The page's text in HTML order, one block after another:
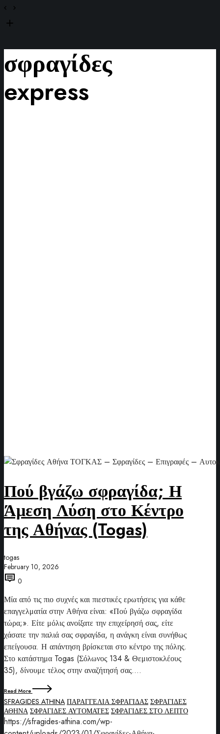
σφραγίδες
express
Πού βγάζω σφραγίδα; Η
Άμεση Λύση στο Κέντρο
της Αθήνας (Togas)
togas
February 10, 2026
0
Μία από τις πιο συχνές και πιεστικές ερωτήσεις για κάθε
επαγγελματία στην Αθήνα είναι: «Πού βγάζω σφραγίδα
τώρα;». Είτε μόλις ανοίξατε την επιχείρησή σας, είτε
χάσατε την παλιά σας σφραγίδα, η ανάγκη είναι συνήθως
επείγουσα. Η απάντηση βρίσκεται στο κέντρο της πόλης.
Στο κατάστημα Togas (Σόλωνος 134 & Θεμιστοκλέους
35), δίνουμε τέλος στην αναζήτησή σας.…
Read More
SFRAGIDES ATHINA ΠΑΡΑΓΓΕΛΙΑ ΣΦΡΑΓΙΔΑΣ ΣΦΡΑΓΙΔΕΣ
ΑΘΗΝΑ ΣΦΡΑΓΙΔΕΣ ΑΥΤΟΜΑΤΕΣ ΣΦΡΑΓΙΔΕΣ ΣΤΟ ΛΕΠΤΟ
https://sfragides-athina.com/wp-